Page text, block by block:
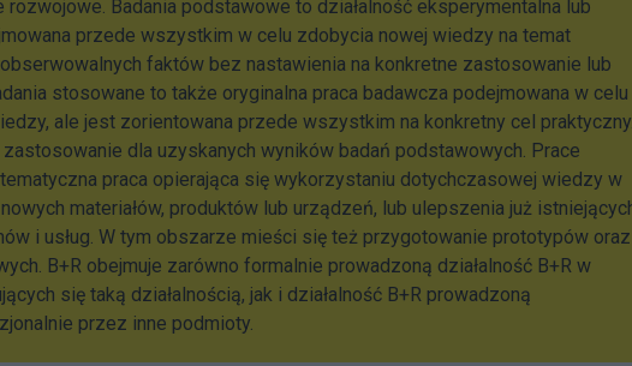
rozwojowe. Badania podstawowe to działalność eksperymentalna lub
przede wszystkim w celu zdobycia nowej wiedzy na temat
faktów bez nastawienia na konkretne zastosowanie lub
stosowane to także oryginalna praca badawcza podejmowana w celu
ale jest zorientowana przede wszystkim na konkretny cel
dla uzyskanych wyników badań podstawowych. Prace
praca opierająca się wykorzystaniu dotychczasowej wiedzy w
materiałów, produktów lub urządzeń, lub ulepszenia już
i usług. W tym obszarze mieści się też przygotowanie prototypów oraz
B+R obejmuje zarówno formalnie prowadzoną działalność B+R w
się taką działalnością, jak i działalność B+R prowadzoną
przez inne podmioty.